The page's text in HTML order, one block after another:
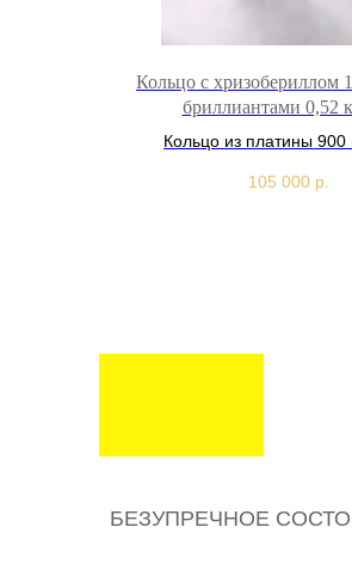
Кольцо с хризобериллом
бриллиантами 0,52
Кольцо из платины
бриллиантами 0,52
105 000 р.
БЕЗУПРЕЧНОЕ